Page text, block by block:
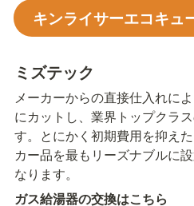
キンライサーエコキュ
ミズテック
メーカーからの直接仕入れに
にカットし、業界トップクラ
す。とにかく初期費用を抑え
カー品を最もリーズナブルに
なります。
ガス給湯器の交換はこちら